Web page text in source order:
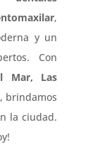
,
y un
Con
Mar, Las
, brindamos
la ciudad.